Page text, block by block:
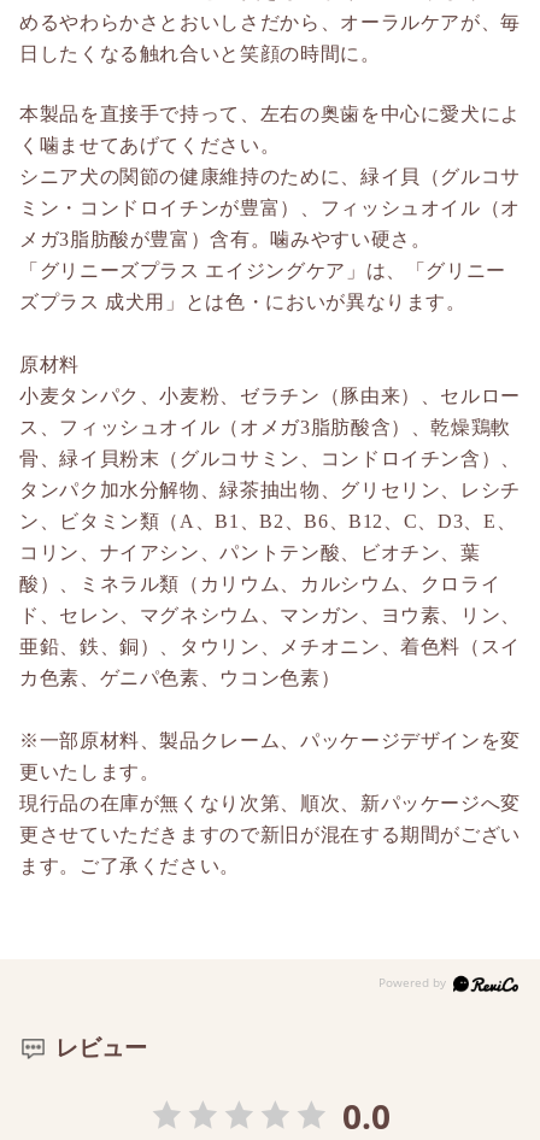
めるやわらかさとおいしさだから、オーラルケアが、毎
日したくなる触れ合いと笑顔の時間に。
本製品を直接手で持って、左右の奥歯を中心に愛犬によ
く噛ませてあげてください。
シニア犬の関節の健康維持のために、緑イ貝（グルコサ
ミン・コンドロイチンが豊富）、フィッシュオイル（オ
メガ3脂肪酸が豊富）含有。噛みやすい硬さ。
「グリニーズプラス エイジングケア」は、「グリニー
ズプラス 成犬用」とは色・においが異なります。
原材料
小麦タンパク、小麦粉、ゼラチン（豚由来）、セルロー
ス、フィッシュオイル（オメガ3脂肪酸含）、乾燥鶏軟
骨、緑イ貝粉末（グルコサミン、コンドロイチン含）、
タンパク加水分解物、緑茶抽出物、グリセリン、レシチ
ン、ビタミン類（A、B1、B2、B6、B12、C、D3、E、
コリン、ナイアシン、パントテン酸、ビオチン、葉
酸）、ミネラル類（カリウム、カルシウム、クロライ
ド、セレン、マグネシウム、マンガン、ヨウ素、リン、
亜鉛、鉄、銅）、タウリン、メチオニン、着色料（スイ
カ色素、ゲニパ色素、ウコン色素）
※一部原材料、製品クレーム、パッケージデザインを変
更いたします。
現行品の在庫が無くなり次第、順次、新パッケージへ変
更させていただきますので新旧が混在する期間がござい
ます。ご了承ください。
レビュー
0.0